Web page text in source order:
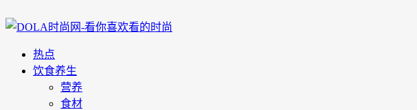
热点
饮食养生
营养
食材